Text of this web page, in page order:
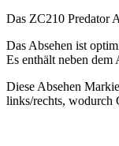
Das ZC210 Predator
Das Absehen ist
Es enthält neben
Diese Absehen
links/rechts, wodurch